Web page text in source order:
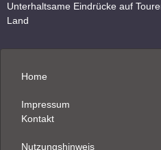
Unterhaltsame Eindrücke auf
Land
Home
Impressum
Kontakt
Nutzungshinweis